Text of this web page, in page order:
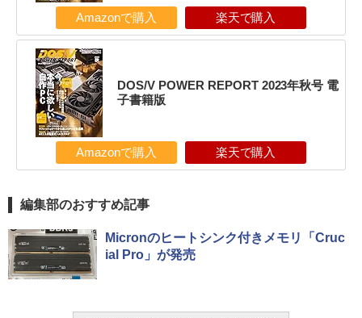
Amazonで購入 楽天で購入
DOS/V POWER REPORT 2023年秋号 電
子書籍版
Amazonで購入 楽天で購入
編集部のおすすめ記事
Micronのヒートシンク付きメモリ「Cruc
ial Pro」が発売